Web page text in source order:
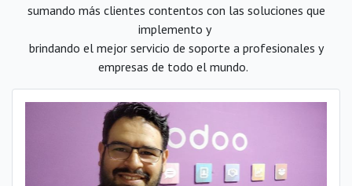
sumando más clientes contentos con las soluciones que
implemento y
brindando el mejor servicio de soporte a profesionales y
empresas de todo el mundo.